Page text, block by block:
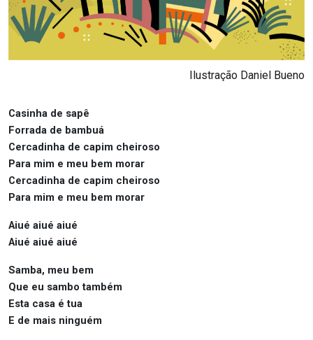
Ilustração Daniel Bueno
Casinha de sapê
Forrada de bambuá
Cercadinha de capim cheiroso
Para mim e meu bem morar
Cercadinha de capim cheiroso
Para mim e meu bem morar
Aiué aiué aiué
Aiué aiué aiué
Samba, meu bem
Que eu sambo também
Esta casa é tua
E de mais ninguém